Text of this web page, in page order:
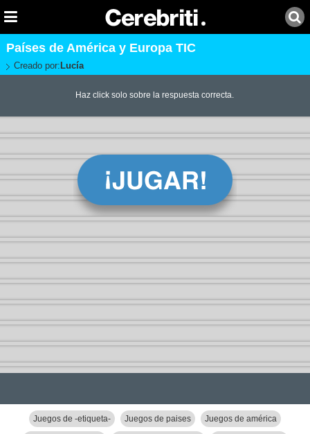
Países de América y Europa TIC
Creado por: Lucía
Haz click solo sobre la respuesta correcta.
Juegos de -etiqueta- Juegos de paises Juegos de américa